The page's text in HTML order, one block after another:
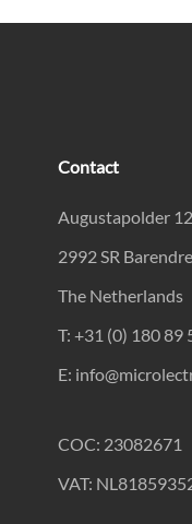
Contact
Augustapolder 12
2992 SR
The Netherlands
T: +31 (0) 180 89
E:
COC: 23082671
VAT: